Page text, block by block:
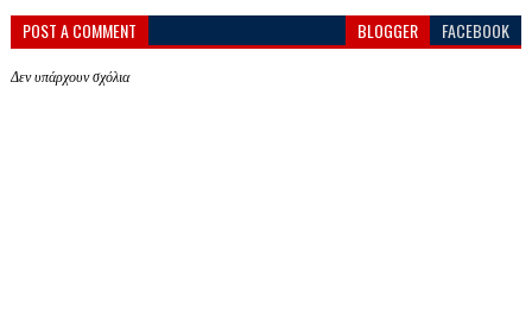
POST A COMMENT BLOGGER FACEBOOK
Δεν υπάρχουν σχόλια